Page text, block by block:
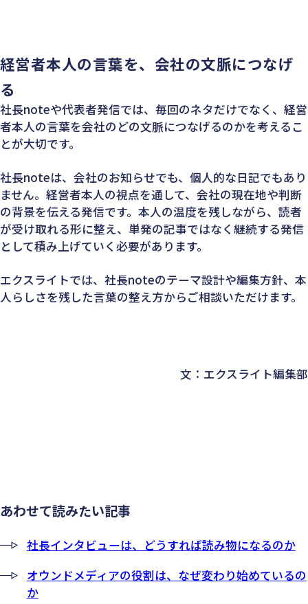
経営者本人の言葉を、会社の文脈につなげ
る
社長noteや代表者発信では、毎回のネタだけでなく、経営
者本人の言葉を会社のどの文脈につなげるのかを考えるこ
とが大切です。
社長noteは、会社のお知らせでも、個人的な日記でもあり
ません。経営者本人の視点を通して、会社の現在地や判断
の背景を伝える発信です。本人の温度を残しながら、読者
が受け取れる形に整え、単発の記事ではなく継続する発信
として積み上げていく必要があります。
エクスライトでは、社長noteのテーマ設計や編集方針、本
人らしさを残した言葉の整え方からご相談いただけます。
文：エクスライト編集部
あわせて読みたい記事
社長インタビューは、どうすれば読み物になるのか
オウンドメディアの役割は、なぜ変わり始めているの
か